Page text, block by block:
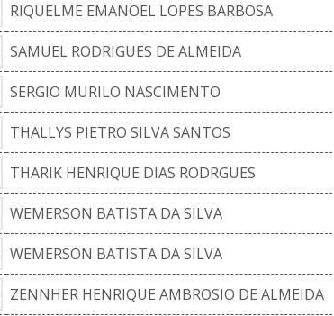
RIQUELME EMANOEL LOPES BARBOSA
SAMUEL RODRIGUES DE ALMEIDA
SERGIO MURILO NASCIMENTO
THALLYS PIETRO SILVA SANTOS
THARIK HENRIQUE DIAS RODRGUES
WEMERSON BATISTA DA SILVA
WEMERSON BATISTA DA SILVA
ZENNHER HENRIQUE AMBROSIO DE ALMEIDA